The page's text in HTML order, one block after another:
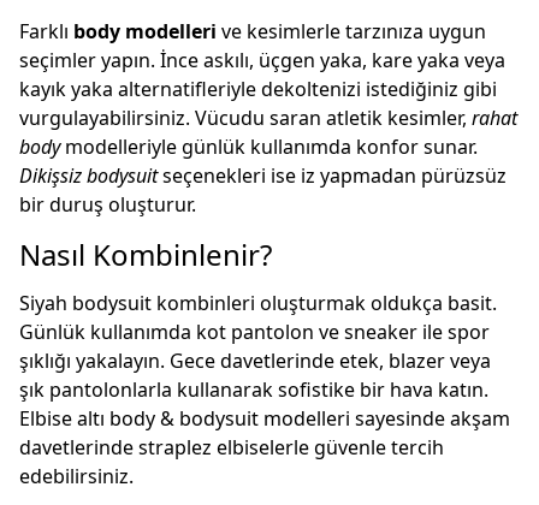
Farklı body modelleri ve kesimlerle tarzınıza uygun
seçimler yapın. İnce askılı, üçgen yaka, kare yaka veya
kayık yaka alternatifleriyle dekoltenizi istediğiniz gibi
vurgulayabilirsiniz. Vücudu saran atletik kesimler, rahat
bodymodelleriyle günlük kullanımda konfor sunar.
Dikişsiz bodysuitseçenekleri ise iz yapmadan pürüzsüz
bir duruş oluşturur.
Nasıl Kombinlenir?
Siyah bodysuit kombinleri oluşturmak oldukça basit.
Günlük kullanımda kot pantolon ve sneaker ile spor
şıklığı yakalayın. Gece davetlerinde etek, blazer veya
şık pantolonlarla kullanarak sofistike bir hava katın.
Elbise altı body & bodysuit modelleri sayesinde akşam
davetlerinde straplez elbiselerle güvenle tercih
edebilirsiniz.